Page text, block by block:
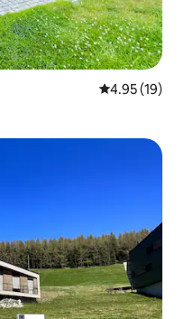
평점 4.95점
4.95 (19)